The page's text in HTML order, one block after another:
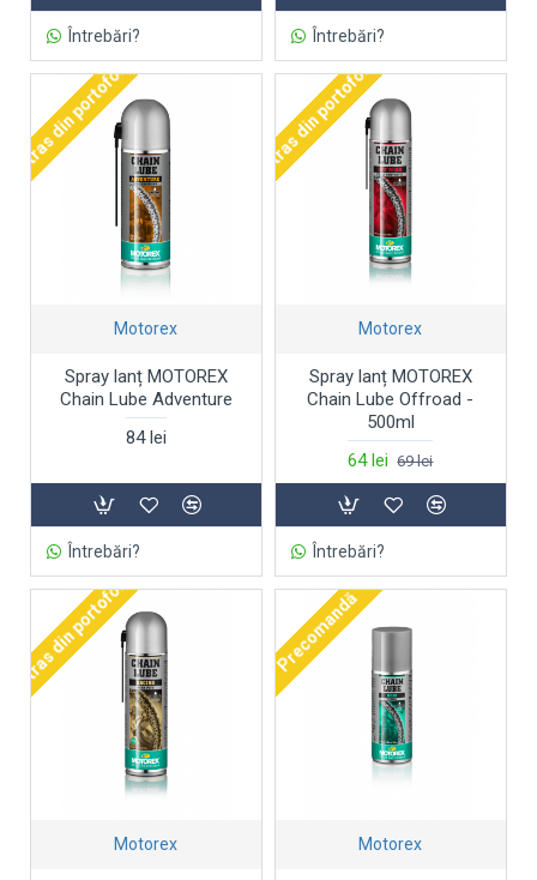
Întrebări? Întrebări?
Retras din portofoliu
Motorex
Spray lanț MOTOREX
Chain Lube Adventure
84 lei
Întrebări?
Retras din portofoliu
Motorex
Spray lanț MOTOREX
Chain Lube Offroad -
500ml
64 lei 69 lei
Întrebări?
Retras din portofoliu
Motorex
Precomandă
Motorex